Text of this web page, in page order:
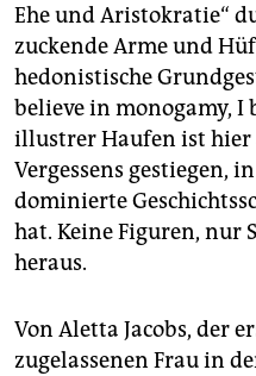
Ehe und Aristokratie“
zuckende Arme und
hedonistische
believe in monogamy, I
illustrer Haufen ist hier
Vergessens gestiegen,
dominierte
hat. Keine Figuren, nur
heraus.
Von Aletta Jacobs, der
zugelassenen Frau in